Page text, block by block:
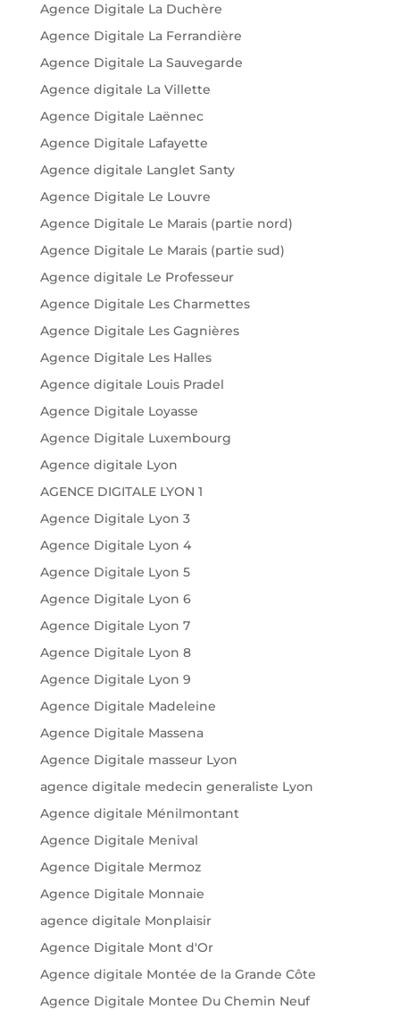
Agence Digitale La Duchère
Agence Digitale La Ferrandière
Agence Digitale La Sauvegarde
Agence digitale La Villette
Agence Digitale Laënnec
Agence Digitale Lafayette
Agence digitale Langlet Santy
Agence Digitale Le Louvre
Agence Digitale Le Marais (partie nord)
Agence Digitale Le Marais (partie sud)
Agence digitale Le Professeur
Agence Digitale Les Charmettes
Agence Digitale Les Gagnières
Agence Digitale Les Halles
Agence digitale Louis Pradel
Agence Digitale Loyasse
Agence Digitale Luxembourg
Agence digitale Lyon
AGENCE DIGITALE LYON 1
Agence Digitale Lyon 3
Agence Digitale Lyon 4
Agence Digitale Lyon 5
Agence Digitale Lyon 6
Agence Digitale Lyon 7
Agence Digitale Lyon 8
Agence Digitale Lyon 9
Agence Digitale Madeleine
Agence Digitale Massena
Agence Digitale masseur Lyon
agence digitale medecin generaliste Lyon
Agence digitale Ménilmontant
Agence Digitale Menival
Agence Digitale Mermoz
Agence Digitale Monnaie
agence digitale Monplaisir
Agence Digitale Mont d'Or
Agence digitale Montée de la Grande Côte
Agence Digitale Montee Du Chemin Neuf